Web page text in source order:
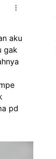
aku
gak
pd